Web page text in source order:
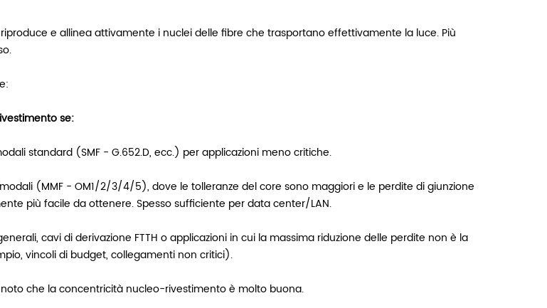
e allinea attivamente i nuclei delle fibre che trasportano effettivamente la luce. Più
se:
standard (SMF - G.652.D, ecc.) per applicazioni meno critiche.
(MMF - OM1/2/3/4/5), dove le tolleranze del core sono maggiori e le perdite di giunzione
più facile da ottenere. Spesso sufficiente per data center/LAN.
cavi di derivazione FTTH o applicazioni in cui la massima riduzione delle perdite non è la
vincoli di budget, collegamenti non critici).
che la concentricità nucleo-rivestimento è molto buona.